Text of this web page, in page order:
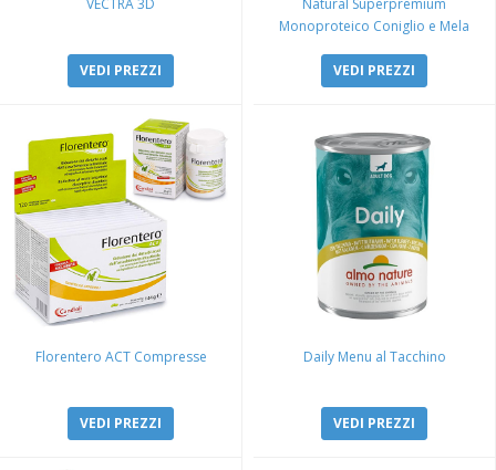
VEDI PREZZI
Monoproteico Coniglio e Mela
VEDI PREZZI
Florentero ACT Compresse
VEDI PREZZI
Daily Menu al Tacchino
VEDI PREZZI